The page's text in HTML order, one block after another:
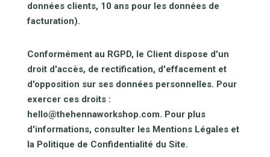
données clients, 10 ans pour les données de
facturation).
Conformément au RGPD, le Client dispose d'un
droit d'accès, de rectification, d'effacement et
d'opposition sur ses données personnelles. Pour
exercer ces droits :
hello@thehennaworkshop.com. Pour plus
d'informations, consulter les Mentions Légales et
la Politique de Confidentialité du Site.